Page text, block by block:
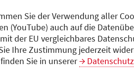
Sie der Verwendung aller
(YouTube) auch auf die
der EU vergleichbares
Ihre Zustimmung jederzeit
Sie in unserer
nicht nur
der